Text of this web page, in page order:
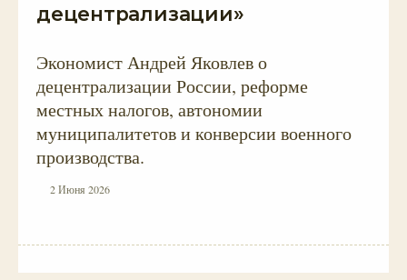
децентрализации»
Экономист Андрей Яковлев о
децентрализации России, реформе
местных налогов, автономии
муниципалитетов и конверсии военного
производства.
2 Июня 2026